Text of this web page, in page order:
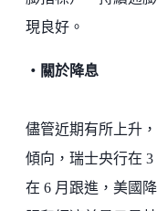
現良好。
・關於降息
儘管近期有所上升
傾向，瑞士央行在
在 6 月跟進，美國